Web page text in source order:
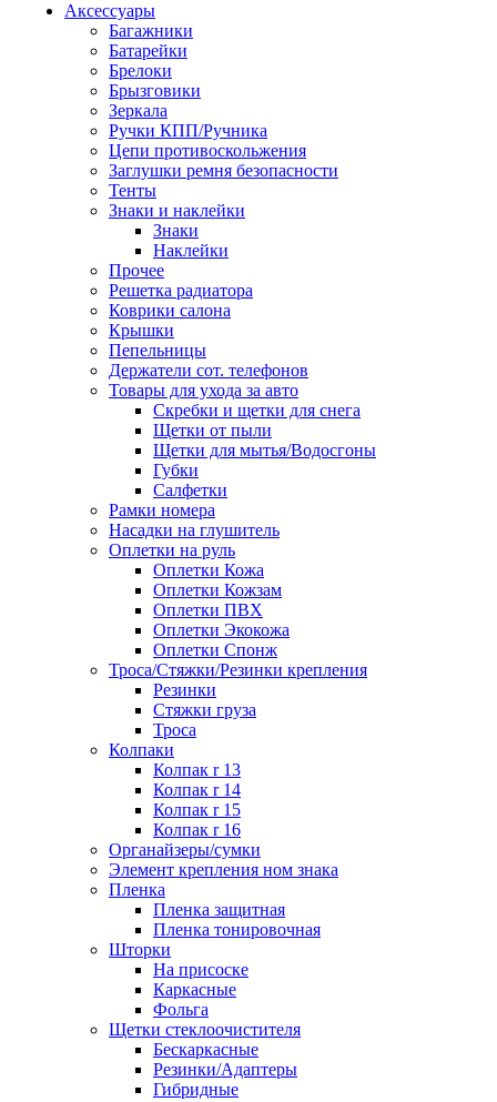
Аксессуары
Багажники
Батарейки
Брелоки
Брызговики
Зеркала
Ручки КПП/Ручника
Цепи противоскольжения
Заглушки ремня безопасности
Тенты
Знаки и наклейки
Знаки
Наклейки
Прочее
Решетка радиатора
Коврики салона
Крышки
Пепельницы
Держатели сот. телефонов
Товары для ухода за авто
Скребки и щетки для снега
Щетки от пыли
Щетки для мытья/Водосгоны
Губки
Салфетки
Рамки номера
Насадки на глушитель
Оплетки на руль
Оплетки Кожа
Оплетки Кожзам
Оплетки ПВХ
Оплетки Экокожа
Оплетки Спонж
Троса/Стяжки/Резинки крепления
Резинки
Стяжки груза
Троса
Колпаки
Колпак r 13
Колпак r 14
Колпак r 15
Колпак r 16
Органайзеры/сумки
Элемент крепления ном знака
Пленка
Пленка защитная
Пленка тонировочная
Шторки
На присоске
Каркасные
Фольга
Щетки стеклоочистителя
Бескаркасные
Резинки/Адаптеры
Гибридные